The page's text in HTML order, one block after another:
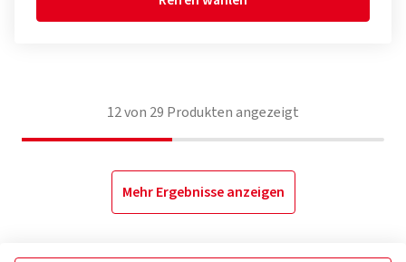
12von 29 Produkten angezeigt
Mehr Ergebnisse anzeigen